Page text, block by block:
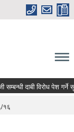
सम्बन्धी दाबी विरोध पेश गर्ने
१६